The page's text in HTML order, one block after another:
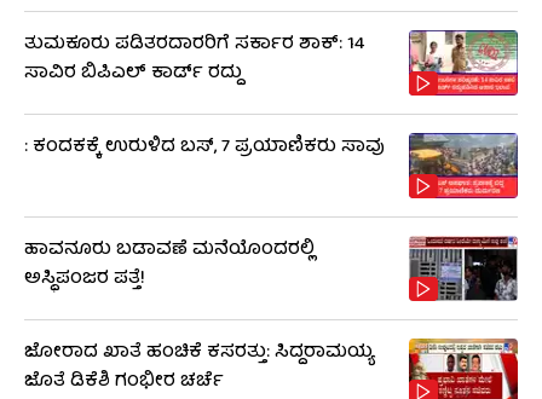
ತುಮಕೂರು ಪಡಿತರದಾರರಿಗೆ ಸರ್ಕಾರ ಶಾಕ್: 14
ಸಾವಿರ ಬಿಪಿಎಲ್ ಕಾರ್ಡ್ ರದ್ದು
: ಕಂದಕಕ್ಕೆ ಉರುಳಿದ ಬಸ್, 7 ಪ್ರಯಾಣಿಕರು ಸಾವು
ಹಾವನೂರು ಬಡಾವಣೆ ಮನೆಯೊಂದರಲ್ಲಿ
ಅಸ್ಥಿಪಂಜರ ಪತ್ತೆ!
ಜೋರಾದ ಖಾತೆ ಹಂಚಿಕೆ ಕಸರತ್ತು: ಸಿದ್ದರಾಮಯ್ಯ
ಜೊತೆ ಡಿಕೆಶಿ ಗಂಭೀರ ಚರ್ಚೆ